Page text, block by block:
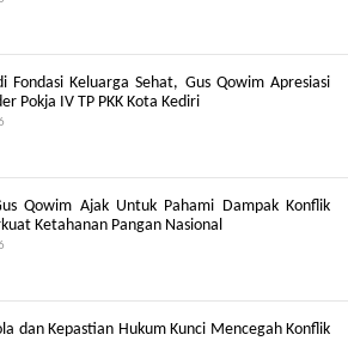
Fondasi Keluarga Sehat, Gus Qowim Apresiasi
Pokja IV TP PKK Kota Kediri
Qowim Ajak Untuk Pahami Dampak Konflik
Ketahanan Pangan Nasional
dan Kepastian Hukum Kunci Mencegah Konflik